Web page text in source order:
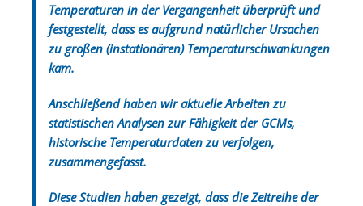
Temperaturen in der Vergangenheit überprüft und
festgestellt, dass es aufgrund natürlicher Ursachen
zu großen (instationären) Temperaturschwankungen
kam.
Anschließend haben wir aktuelle Arbeiten zu
statistischen Analysen zur Fähigkeit der GCMs,
historische Temperaturdaten zu verfolgen,
zusammengefasst.
Diese Studien haben gezeigt, dass die Zeitreihe der